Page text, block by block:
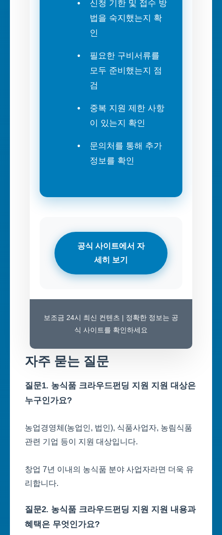
신청 기한 및 접수 방
법을 숙지했는지 확
인
필요한 구비서류를
모두 준비했는지 점
검
중복 지원 제한 사항
이 있는지 확인
문의처를 통해 추가
정보를 확인
공식 사이트에서 자
세히 보기
보조금 24시 최신 컨텐츠 | 정확한 정보는 공
식 사이트를 확인하세요
자주 묻는 질문
질문1. 농식품 크라우드펀딩 지원 지원 대상은
누구인가요?
농업경영체(농업인, 법인), 식품사업자, 농림식품
관련 기업 등이 지원 대상입니다.
창업 7년 이내의 농식품 분야 사업자라면 더욱 유
리합니다.
질문2. 농식품 크라우드펀딩 지원 지원 내용과
혜택은 무엇인가요?